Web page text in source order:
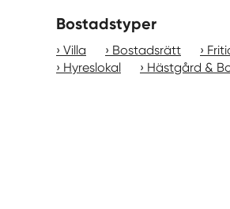
Bostadstyper
Villa Bostadsrätt
Hyreslokal
Hästgård &